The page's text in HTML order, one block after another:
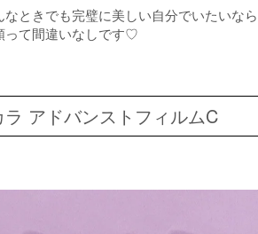
ときでも完璧に美しい自分でいたいな
って間違いなしです♡
アドバンストフィルムC